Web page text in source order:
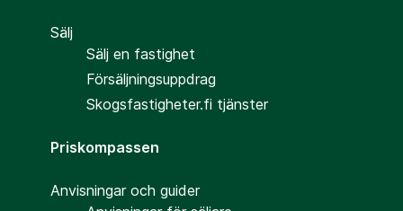
Sälj
Sälj en fastighet
Försäljningsuppdrag
Skogsfastigheter.fi tjänster
Priskompassen
Anvisningar och guider